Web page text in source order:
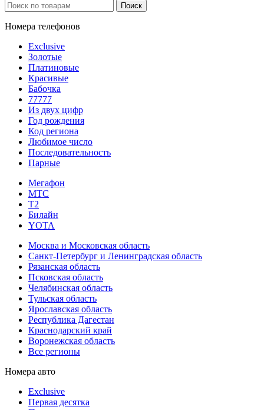
Поиск
Номера телефонов
Exclusive
Золотые
Платиновые
Красивые
Бабочка
77777
Из двух цифр
Год рождения
Код региона
Любимое число
Последовательность
Парные
Мегафон
МТС
Т2
Билайн
YOTA
Москва и Московская область
Санкт-Петербург и Ленинградская область
Рязанская область
Псковская область
Челябинская область
Тульская область
Ярославская область
Республика Дагестан
Краснодарский край
Воронежская область
Все регионы
Номера авто
Exclusive
Первая десятка